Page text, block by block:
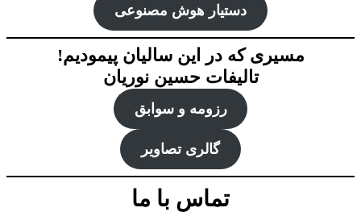
دستیار هوش‌ مصنوعی
مسیری که در این سالیان پیمودیم!
تالیفات حسین نوریان
رزومه و سوابق
گالری تصاویر
تماس با ما